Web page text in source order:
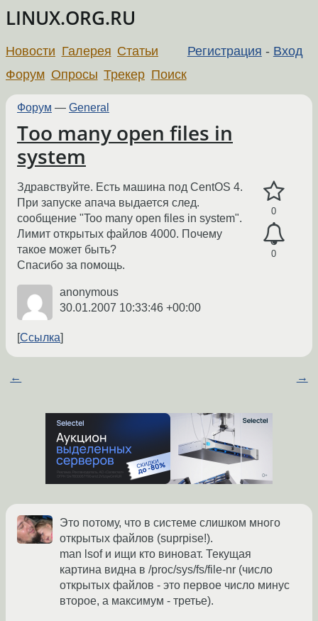
LINUX.ORG.RU
Регистрация - Вход
Новости Галерея Статьи
Форум Опросы Трекер Поиск
Форум — General
Too many open files in
system
0
0
Здравствуйте. Есть машина под CentOS 4.
При запуске апача выдается след.
сообщение "Too many open files in system".
Лимит открытых файлов 4000. Почему
такое может быть?
Спасибо за помощь.
anonymous
30.01.2007 10:33:46 +00:00
Ссылка
← →
Это потому, что в системе слишком много
открытых файлов (suprpise!).
man lsof и ищи кто виноват. Текущая
картина видна в /proc/sys/fs/file-nr (число
открытых файлов - это первое число минус
второе, а максимум - третье).